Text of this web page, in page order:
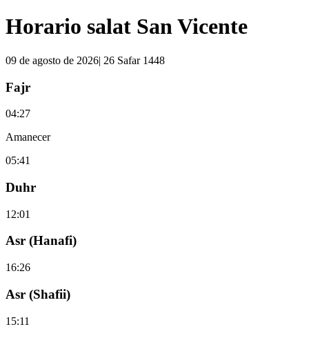
Horario salat San Vicente
09 de agosto de 2026| 26 Safar 1448
Fajr
04:27
Amanecer
05:41
Duhr
12:01
Asr (Hanafi)
16:26
Asr (Shafii)
15:11